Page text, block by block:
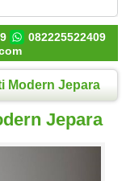
082225522409
Modern Jepara
Jepara